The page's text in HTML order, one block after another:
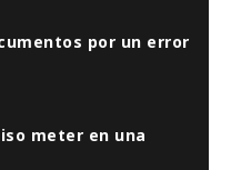
por un error
meter en una